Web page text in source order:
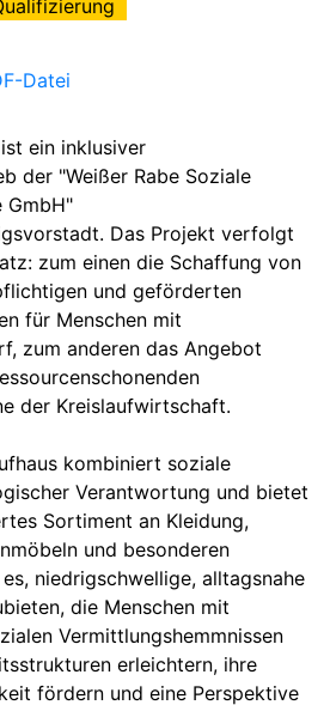
Datei
ein inklusiver
der "Weißer Rabe Soziale
GmbH"
Das Projekt verfolgt
zum einen die Schaffung von
und geförderten
für Menschen mit
zum anderen das Angebot
der Kreislaufwirtschaft.
kombiniert soziale
Verantwortung und bietet
Sortiment an Kleidung,
und besonderen
niedrigschwellige, alltagsnahe
die Menschen mit
Vermittlungshemmnissen
erleichtern, ihre
fördern und eine Perspektive